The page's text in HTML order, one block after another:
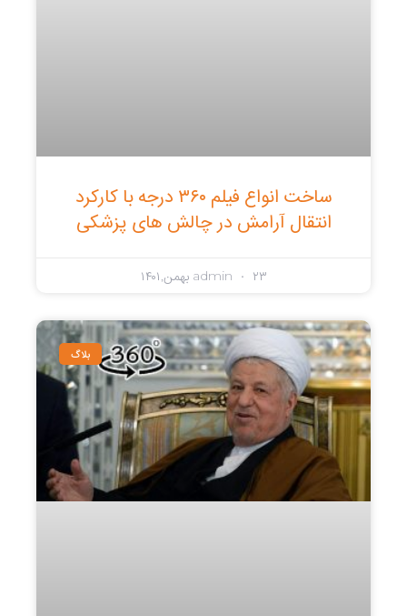
ساخت انواع فیلم ۳۶۰ درجه با کارکرد
انتقال آرامش در چالش های پزشکی
admin ۲۳ بهمن,۱۴۰۱
بلاگ